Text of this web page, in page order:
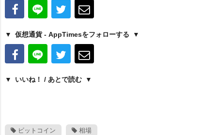
仮想通貨 - AppTimesをフォローする
いいね！ / あとで読む
ビットコイン 相場